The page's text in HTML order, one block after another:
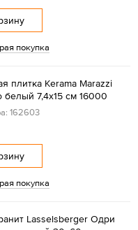
покупка
плитка Kerama Marazzi
белый 7,4х15 см 16000
162603
покупка
Lasselsberger Одри